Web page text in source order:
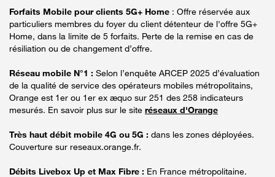
Forfaits Mobile pour clients 5G+ Home : Offre réservée aux
particuliers membres du foyer du client détenteur de l'offre 5G+
Home, dans la limite de 5 forfaits. Perte de la remise en cas de
résiliation ou de changement d’offre.
Réseau mobile N°1 : Selon l’enquête ARCEP 2025 d’évaluation
de la qualité de service des opérateurs mobiles métropolitains,
Orange est 1er ou 1er ex æquo sur 251 des 258 indicateurs
mesurés. En savoir plus sur le site réseaux d'Orange
Très haut débit mobile 4G ou 5G : dans les zones déployées.
Couverture sur reseaux.orange.fr.
Débits Livebox Up et Max Fibre : En France métropolitaine.